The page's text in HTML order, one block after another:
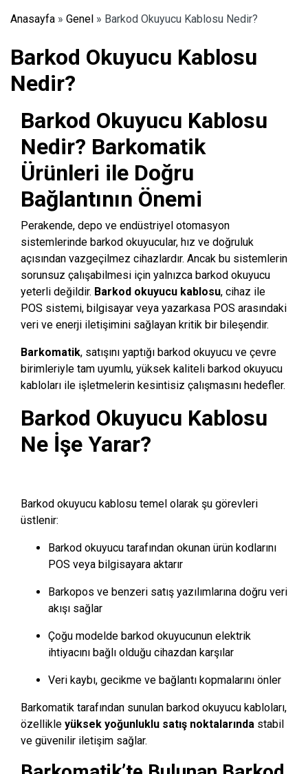
Anasayfa » Genel » Barkod Okuyucu Kablosu Nedir?
Barkod Okuyucu Kablosu
Nedir?
Barkod Okuyucu Kablosu
Nedir? Barkomatik
Ürünleri ile Doğru
Bağlantının Önemi
Perakende, depo ve endüstriyel otomasyon
sistemlerinde barkod okuyucular, hız ve doğruluk
açısından vazgeçilmez cihazlardır. Ancak bu sistemlerin
sorunsuz çalışabilmesi için yalnızca barkod okuyucu
yeterli değildir. Barkod okuyucu kablosu, cihaz ile
POS sistemi, bilgisayar veya yazarkasa POS arasındaki
veri ve enerji iletişimini sağlayan kritik bir bileşendir.
Barkomatik, satışını yaptığı barkod okuyucu ve çevre
birimleriyle tam uyumlu, yüksek kaliteli barkod okuyucu
kabloları ile işletmelerin kesintisiz çalışmasını hedefler.
Barkod Okuyucu Kablosu
Ne İşe Yarar?
Barkod okuyucu kablosu temel olarak şu görevleri
üstlenir:
Barkod okuyucu tarafından okunan ürün kodlarını
POS veya bilgisayara aktarır
Barkopos ve benzeri satış yazılımlarına doğru veri
akışı sağlar
Çoğu modelde barkod okuyucunun elektrik
ihtiyacını bağlı olduğu cihazdan karşılar
Veri kaybı, gecikme ve bağlantı kopmalarını önler
Barkomatik tarafından sunulan barkod okuyucu kabloları,
özellikle yüksek yoğunluklu satış noktalarında stabil
ve güvenilir iletişim sağlar.